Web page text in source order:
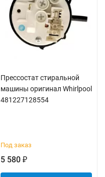
Прессостат стиральной
машины оригинал Whirlpool
481227128554
Под заказ
5 580 ₽